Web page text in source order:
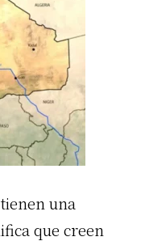
una
que creen